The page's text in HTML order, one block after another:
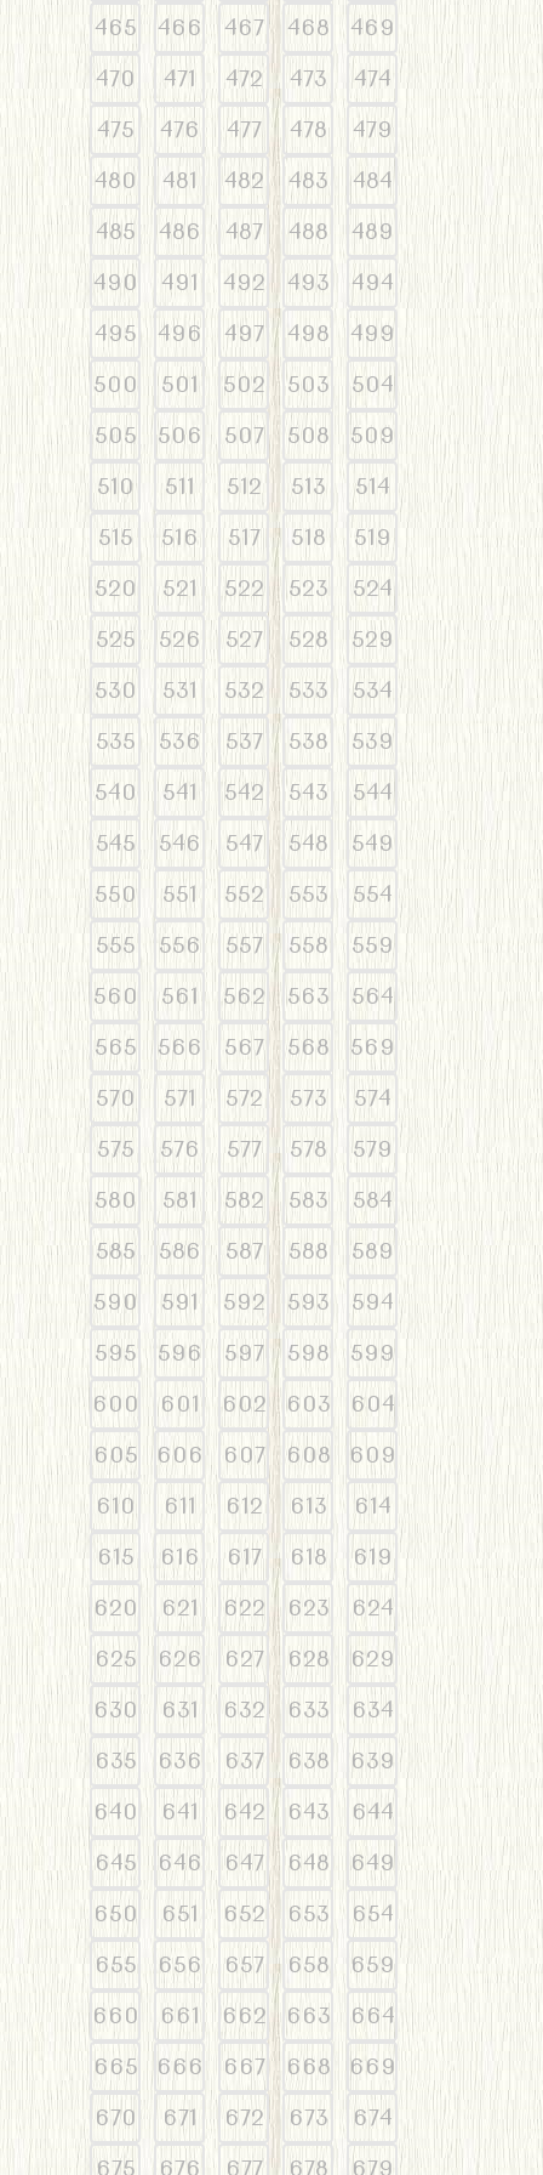
465 466 467 468
469
470
471 472 473
474
475
476 477 478
479
480
481 482 483
484
485
486 487 488
489
490
491 492 493
494
495
496 497 498
499
500
501 502 503
504
505
506 507 508
509
510
511 512 513
514
515
516 517 518
519
520
521 522 523
524
525
526 527 528
529
530
531 532 533
534
535
536 537 538
539
540
541 542 543
544
545
546 547 548
549
550
551 552 553
554
555
556 557 558
559
560
561 562 563
564
565
566 567 568
569
570
571 572 573
574
575
576 577 578
579
580
581 582 583
584
585
586 587 588
589
590
591 592 593
594
595
596 597 598
599
600
601 602 603
604
605
606 607 608
609
610
611 612 613
614
615
616 617 618
619
620
621 622 623
624
625
626 627 628
629
630
631 632 633
634
635
636 637 638
639
640
641 642 643
644
645
646 647 648
649
650
651 652 653
654
655
656 657 658
659
660
661 662 663
664
665
666 667 668
669
670
671 672 673
674
675
676 677 678 679